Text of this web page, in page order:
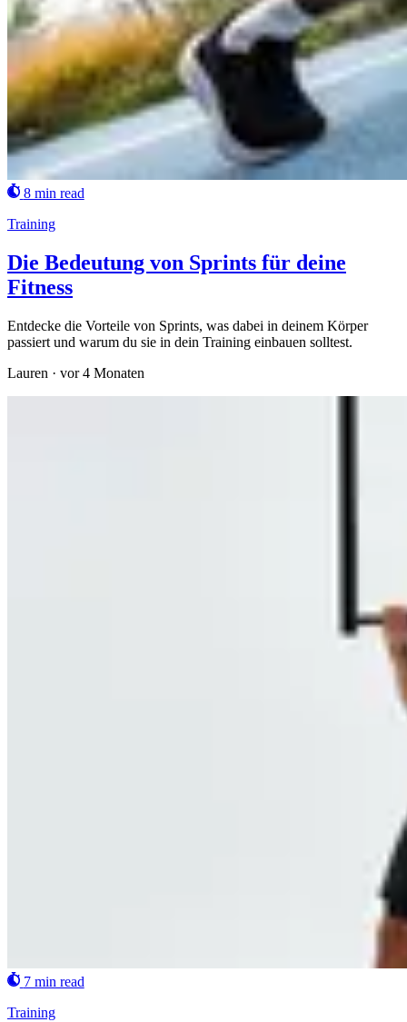
8 min read
Training
Die Bedeutung von Sprints für deine
Fitness
Entdecke die Vorteile von Sprints, was dabei in deinem Körper
passiert und warum du sie in dein Training einbauen solltest.
Lauren · vor 4 Monaten
7 min read
Training